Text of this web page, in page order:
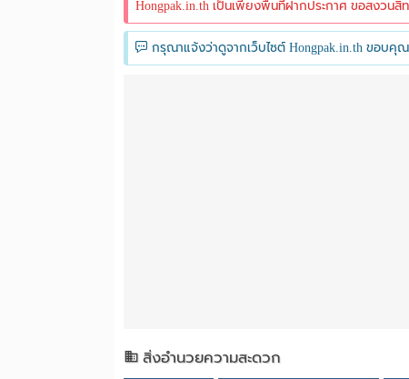
Hongpak.in.th เป็นเพียงพื้นที่ฝากประกาศ ขอสงวนสิ
กรุณาแจ้งว่าดูจากเว็บไซต์ Hongpak.in.th ขอบคุณ
สิ่งอำนวยความสะดวก